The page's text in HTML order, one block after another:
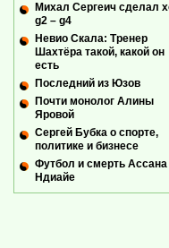
Михал Сергеич сделал
g2 – g4
Невио Скала: Тренер
Шахтёра такой, какой он
есть
Последний из Юзов
Почти монолог Алины
Яровой
Сергей Бубка о спорте,
политике и бизнесе
Футбол и смерть Ассана
Ндиайе